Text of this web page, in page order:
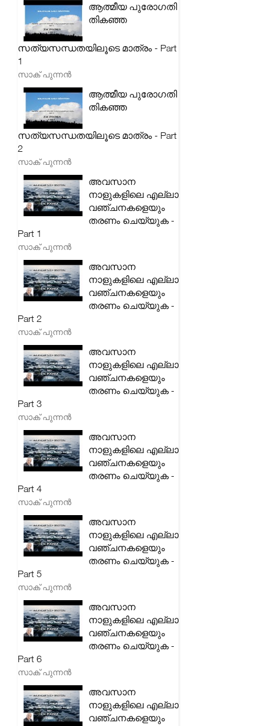
ആത്മീയ പുരോഗതി
തികഞ്ഞ
സത്യസന്ധതയിലൂടെ മാത്രം - Part
1
സാക് പുന്നൻ
ആത്മീയ പുരോഗതി
തികഞ്ഞ
സത്യസന്ധതയിലൂടെ മാത്രം - Part
2
സാക് പുന്നൻ
അവസാന
നാളുകളിലെ എല്ലാ
വഞ്ചനകളെയും
തരണം ചെയ്യുക -
Part 1
സാക് പുന്നൻ
അവസാന
നാളുകളിലെ എല്ലാ
വഞ്ചനകളെയും
തരണം ചെയ്യുക -
Part 2
സാക് പുന്നൻ
അവസാന
നാളുകളിലെ എല്ലാ
വഞ്ചനകളെയും
തരണം ചെയ്യുക -
Part 3
സാക് പുന്നൻ
അവസാന
നാളുകളിലെ എല്ലാ
വഞ്ചനകളെയും
തരണം ചെയ്യുക -
Part 4
സാക് പുന്നൻ
അവസാന
നാളുകളിലെ എല്ലാ
വഞ്ചനകളെയും
തരണം ചെയ്യുക -
Part 5
സാക് പുന്നൻ
അവസാന
നാളുകളിലെ എല്ലാ
വഞ്ചനകളെയും
തരണം ചെയ്യുക -
Part 6
സാക് പുന്നൻ
അവസാന
നാളുകളിലെ എല്ലാ
വഞ്ചനകളെയും